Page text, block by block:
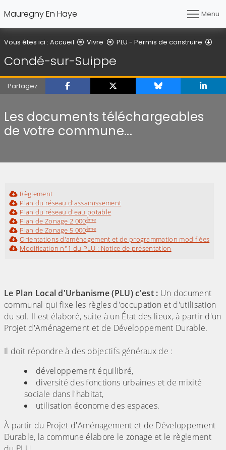
Mauregny En Haye Menu
Vous êtes ici : Accueil Vivre PLU - Permis de construire
Condé-sur-Suippe
Partagez
Les documents téléchargeables
de votre commune...
Règlement
Plan du réseau d'assainissement
Plan du réseau d'eau potable
Plan de Zonage 2 000ème
Plan de Zonage 5 000ème
Orientations d'aménagement et de programmation modifiées
Modification n°1 du PLU : Notice de présentation
Le Plan Local d'Urbanisme (PLU) c'est : Un document
communal qui fixe les règles d'occupation et d'utilisation
du sol. Il est élaboré, suite à un État des lieux, à partir d'un
Projet d'Aménagement et de Développement Durable.
Il doit répondre à des objectifs généraux de :
développement équilibré,
diversité des fonctions urbaines et de mixité
sociale dans l'habitat,
utilisation économe des espaces.
À partir du Projet d'Aménagement et de Développement
Durable, la commune élabore le zonage et le règlement